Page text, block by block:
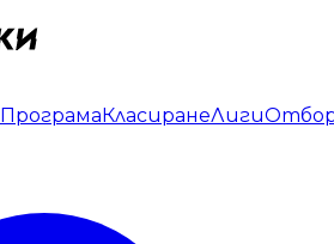
ПрограмаКласиранеЛиги